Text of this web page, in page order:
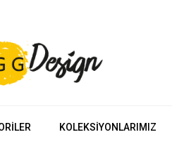
KOLEKSIYONLARIMIZ